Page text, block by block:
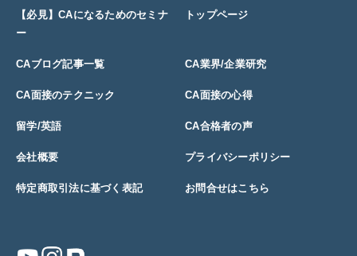
【必見】CAになるためのセミナ
ー
トップページ
CAブログ記事一覧 CA業界/企業研究
CA面接のテクニック CA面接の心得
留学/英語 CA合格者の声
会社概要 プライバシーポリシー
特定商取引法に基づく表記 お問合せはこちら